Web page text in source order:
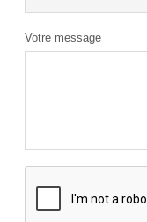
Votre message